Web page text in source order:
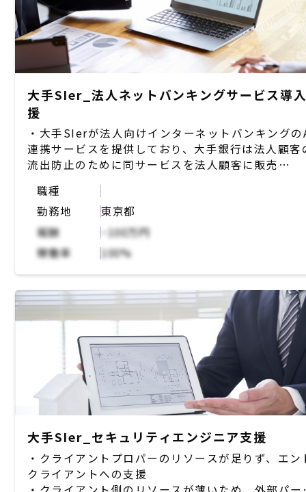
大手SIer_法人ネットバンキングサービス導
援
・大手SIerが法人向けインターネットバンキング
連携サービスを提供しており、大手銀行は法人顧客
流出防止のために同サービスを法人顧客に販売
が、そこの人材が不足している
・タスクはQA対応(API仕様など)、銀行、ベンダな
の問い合わせ先の切り分け、諸調整
職種
勤務地
東京都
報酬
~100万円
稼働率
100%
大手SIer_セキュリティエンジニア支援
・クライアントプロパーのリソースが足りず、エン
クライアントへの支援